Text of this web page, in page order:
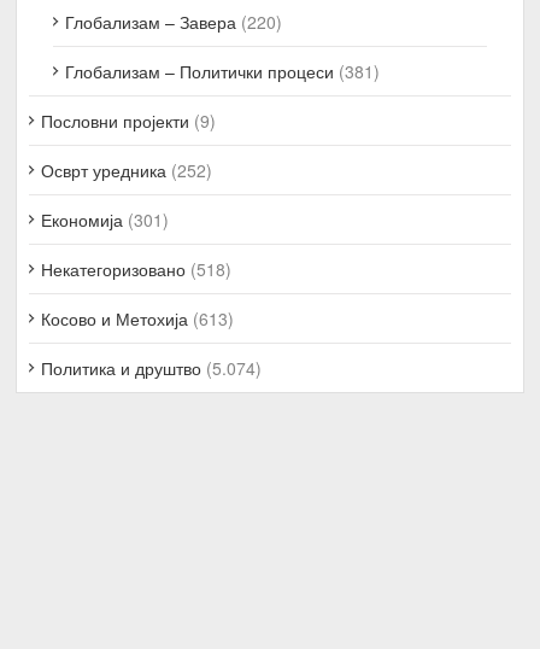
Глобализам – Завера (220)
Глобализам – Политички процеси (381)
Пословни пројекти (9)
Осврт уредника (252)
Економија (301)
Некатегоризовано (518)
Косово и Метохија (613)
Политика и друштво (5.074)